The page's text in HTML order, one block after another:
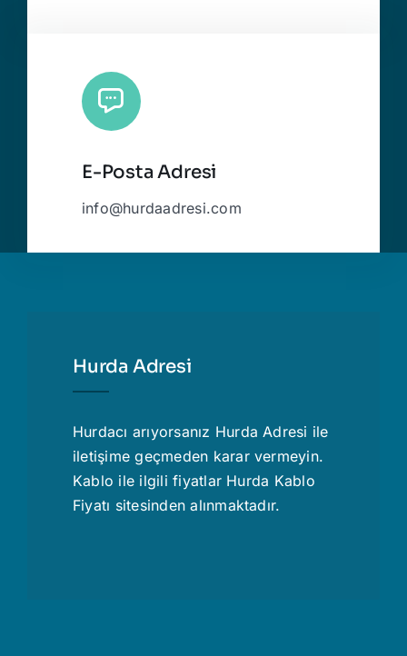
E-Posta Adresi
info@hurdaadresi.com
Hurda Adresi
Hurdacı arıyorsanız Hurda Adresi ile
iletişime geçmeden karar vermeyin.
Kablo ile ilgili fiyatlar Hurda Kablo
Fiyatı sitesinden alınmaktadır.